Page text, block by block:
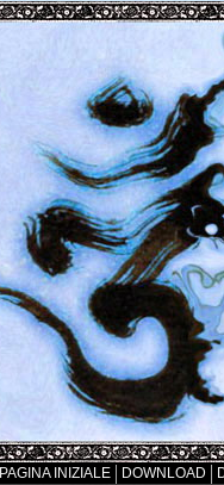
PAGINA INIZIALE DOWNLOAD